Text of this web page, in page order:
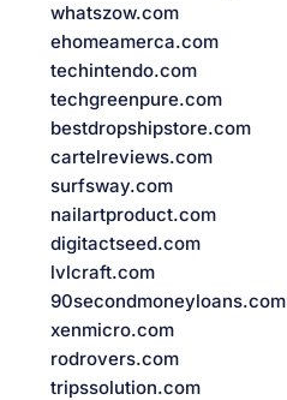
whatszow.com
ehomeamerca.com
techintendo.com
techgreenpure.com
bestdropshipstore.com
cartelreviews.com
surfsway.com
nailartproduct.com
digitactseed.com
lvlcraft.com
90secondmoneyloans.com
xenmicro.com
rodrovers.com
tripssolution.com